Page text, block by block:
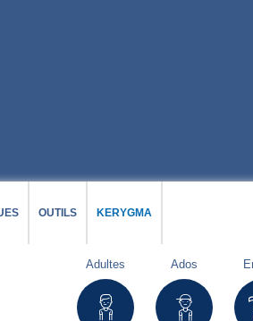
OUTILS KERYGMA
Adultes Ados